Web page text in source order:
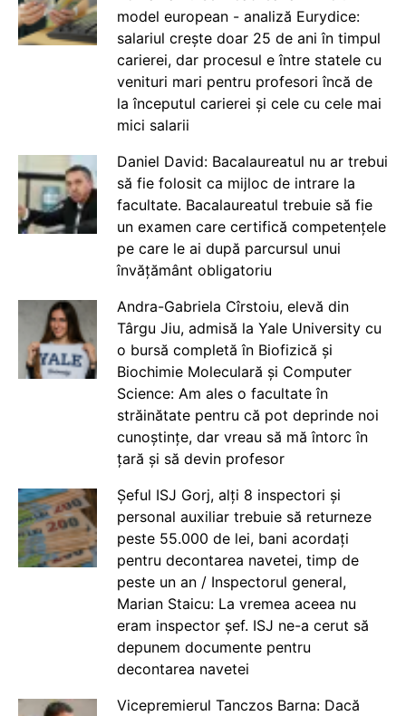
model european - analiză Eurydice:
salariul crește doar 25 de ani în timpul
carierei, dar procesul e între statele cu
venituri mari pentru profesori încă de
la începutul carierei și cele cu cele mai
mici salarii
Daniel David: Bacalaureatul nu ar trebui
să fie folosit ca mijloc de intrare la
facultate. Bacalaureatul trebuie să fie
un examen care certifică competențele
pe care le ai după parcursul unui
învățământ obligatoriu
Andra-Gabriela Cîrstoiu, elevă din
Târgu Jiu, admisă la Yale University cu
o bursă completă în Biofizică și
Biochimie Moleculară și Computer
Science: Am ales o facultate în
străinătate pentru că pot deprinde noi
cunoștințe, dar vreau să mă întorc în
țară și să devin profesor
Șeful ISJ Gorj, alți 8 inspectori și
personal auxiliar trebuie să returneze
peste 55.000 de lei, bani acordați
pentru decontarea navetei, timp de
peste un an / Inspectorul general,
Marian Staicu: La vremea aceea nu
eram inspector șef. ISJ ne-a cerut să
depunem documente pentru
decontarea navetei
Vicepremierul Tanczos Barna: Dacă